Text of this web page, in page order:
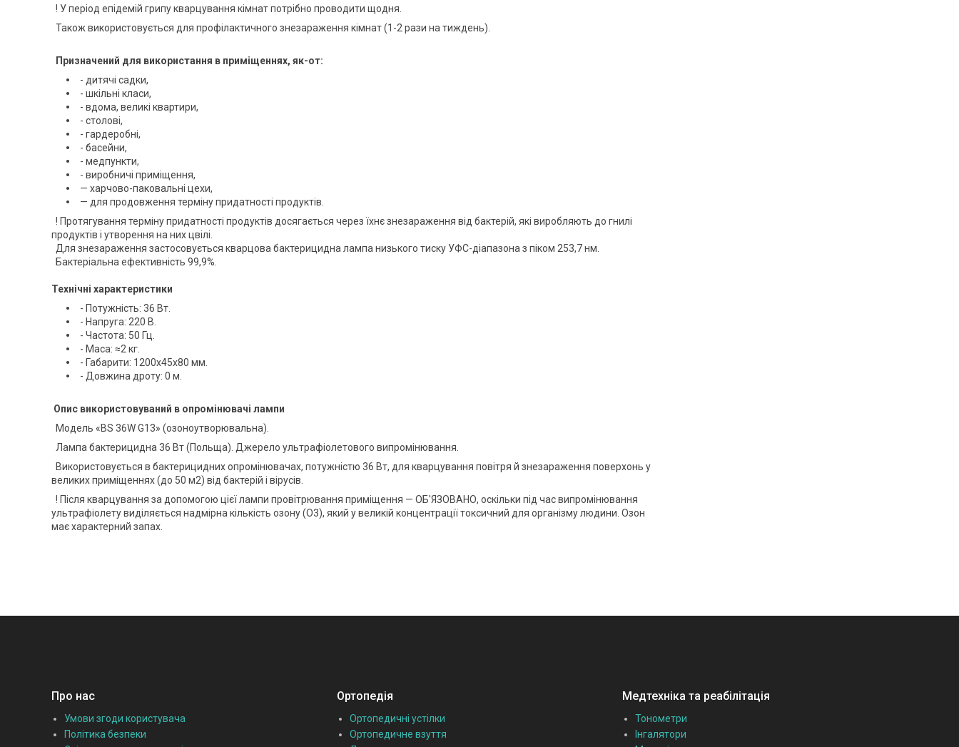
! У період епідемій грипу кварцування кімнат потрібно проводити щодня.
Також використовується для профілактичного знезараження кімнат (1-2 рази на тиждень).
Призначений для використання в приміщеннях, як-от:
- дитячі садки,
- шкільні класи,
- вдома, великі квартири,
- столові,
- гардеробні,
- басейни,
- медпункти,
- виробничі приміщення,
— харчово-паковальні цехи,
— для продовження терміну придатності продуктів.
! Протягування терміну придатності продуктів досягається через їхнє знезараження від бактерій, які виробляють до гнилі
продуктів і утворення на них цвілі.
Для знезараження застосовується кварцова бактерицидна лампа низького тиску УФС-діапазона з піком 253,7 нм.
Бактеріальна ефективність 99,9%.
Технічні характеристики
- Потужність: 36 Вт.
- Напруга: 220 В.
- Частота: 50 Гц.
- Маса: ≈2 кг.
- Габарити: 1200х45х80 мм.
- Довжина дроту: 0 м.
Опис використовуваний в опромінювачі лампи
Модель «BS 36W G13» (озоноутворювальна).
Лампа бактерицидна 36 Вт (Польща). Джерело ультрафіолетового випромінювання.
Використовується в бактерицидних опромінювачах, потужністю 36 Вт, для кварцування повітря й знезараження поверхонь у
великих приміщеннях (до 50 м2) від бактерій і вірусів.
! Після кварцування за допомогою цієї лампи провітрювання приміщення — ОБ'ЯЗОВАНО, оскільки під час випромінювання
ультрафіолету виділяється надмірна кількість озону (О3), який у великій концентрації токсичний для організму людини. Озон
має характерний запах.
Про нас
Умови згоди користувача
Політика безпеки
Ортопедія
Ортопедичні устілки
Ортопедичне взуття
Медтехніка та реабілітація
Тонометри
Інгалятори